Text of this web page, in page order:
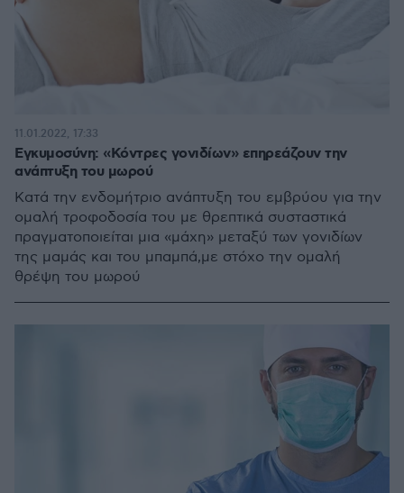
Εγκυμοσύνη: «Κόντρες γονιδίων» επηρεάζουν την
ανάπτυξη του μωρού
Κατά την ενδομήτριο ανάπτυξη του εμβρύου για την
ομαλή τροφοδοσία του με θρεπτικά συσταστικά
πραγματοποιείται μια «μάχη» μεταξύ των γονιδίων
της μαμάς και του μπαμπά,με στόχο την ομαλή
θρέψη του μωρού
11.01.2022, 17:33